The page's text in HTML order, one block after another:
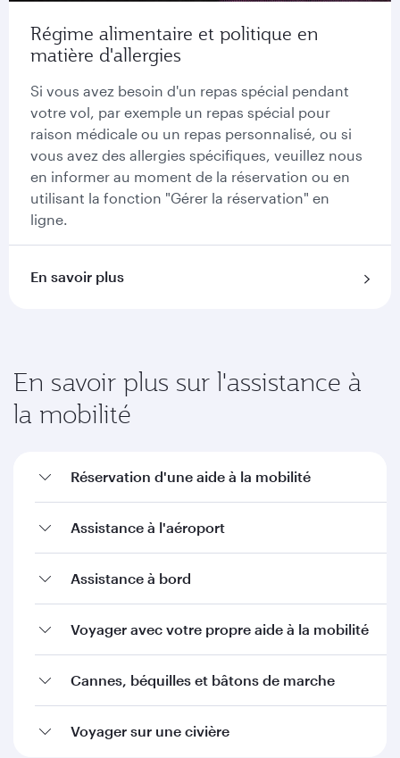
Régime alimentaire et politique en
matière d'allergies
Si vous avez besoin d'un repas spécial pendant
votre vol, par exemple un repas spécial pour
raison médicale ou un repas personnalisé, ou si
vous avez des allergies spécifiques, veuillez nous
en informer au moment de la réservation ou en
utilisant la fonction "Gérer la réservation" en
ligne.
En savoir plus
En savoir plus sur l'assistance à
la mobilité
Réservation d'une aide à la mobilité
Assistance à l'aéroport
Assistance à bord
Voyager avec votre propre aide à la mobilité
Cannes, béquilles et bâtons de marche
Voyager sur une civière